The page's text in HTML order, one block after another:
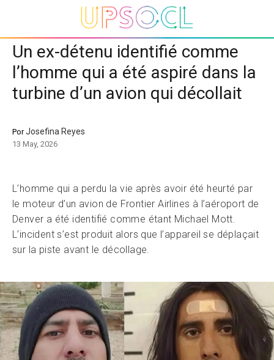
Un ex-détenu identifié comme
l’homme qui a été aspiré dans la
turbine d’un avion qui décollait
PorJosefina Reyes
13 May, 2026
L’homme qui a perdu la vie après avoir été heurté par
le moteur d’un avion de Frontier Airlines à l’aéroport de
Denver a été identifié comme étant Michael Mott.
L’incident s’est produit alors que l’appareil se déplaçait
sur la piste avant le décollage.